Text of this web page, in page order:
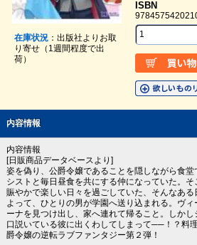
在庫状況：出版社よりお取
り寄せ（1週間程度で出
荷）
ISBN
内容情報
内容情報
[日販商品データベースより]
姿を偽り、公爵令嬢であることを隠しながら食堂
シストと毎日昼食を共にする仲になっていた。そ
賑やかで楽しい日々を過ごしていた、そんなあ
よって、ひとりの男が学園へ送り込まれる。ヴ
ーナを見つけ出し、家へ連れて帰ること。しか
口説いている彼に出くわしてしまって──！？料
爵令嬢の逆転ラブファンタジー第２弾！